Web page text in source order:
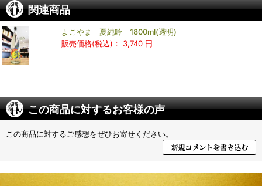
関連商品
よこやま 夏純吟 1800ml(透明)
販売価格(税込)：
3,740 円
この商品に対するお客様の声
この商品に対するご感想をぜひお寄せください。